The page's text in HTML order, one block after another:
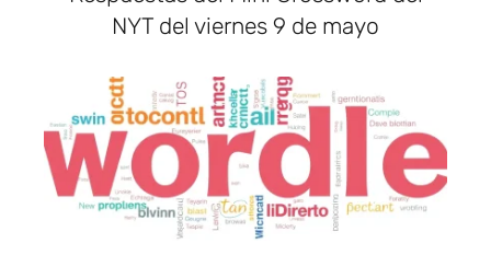
NYT del viernes 9 de mayo